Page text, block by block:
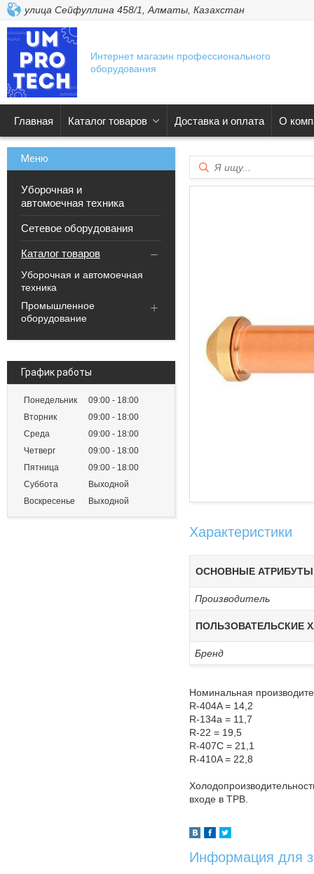
улица Сейфуллина 458/1, Алматы, Казахстан
Интернет магазин профессионального
оборудования
Главная Каталог товаров Доставка и оплата О
Уборочная и
автомоечная техника
Сетевое оборудования
Каталог товаров
Уборочная и автомоечная
техника
Промышленное
оборудование
График работы
Понедельник 09:00
18:00
Вторник
09:00
18:00
Среда
09:00
18:00
Четверг
09:00
18:00
Пятница
09:00
18:00
Суббота
Выходной
Воскресенье
Выходной
Характеристики
ОСНОВНЫЕ АТРИБУТЫ
Производитель
ПОЛЬЗОВАТЕЛЬСКИЕ
Бренд
Номинальная
R-404A = 14,2
R-134a = 11,7
R-22 = 19,5
R-407C = 21,1
R-410A = 22,8
входе в TPB.
Информация для